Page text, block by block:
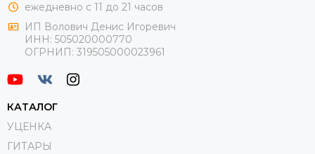
ежедневно с 11 до 21 часов
ИП Волович Денис Игоревич
ИНН: 505020000770
ОГРНИП: 319505000023961
КАТАЛОГ
УЦЕНКА
ГИТАРЫ